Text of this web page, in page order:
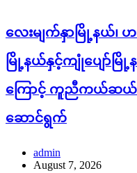
လေးမျက်နှာမြို့နယ်၊
မြို့နယ်နှင့်ကျုံပျော်မြို့
ကြောင့် ကူညီကယ်ဆယ်
ဆောင်ရွက်
admin
August 7, 2026